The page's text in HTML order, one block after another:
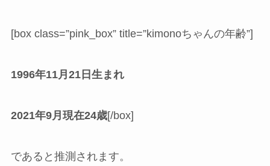
[box class=”pink_box” title=”kimonoちゃんの年齢”]
1996年11月21日生まれ
2021年9月現在24歳[/box]
であると推測されます。